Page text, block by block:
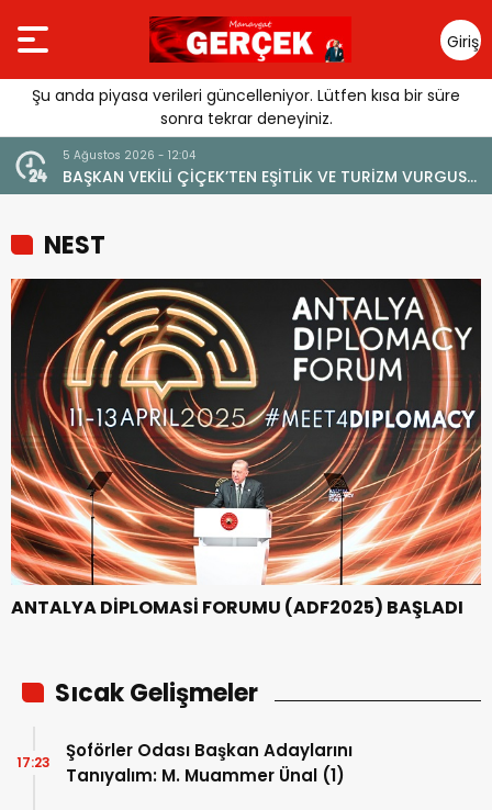
Giriş
Yap
Şu anda piyasa verileri güncelleniyor. Lütfen kısa bir süre
sonra tekrar deneyiniz.
5 Ağustos 2026 - 12:04
BAŞKAN VEKİLİ ÇİÇEK’TEN EŞİTLİK VE TURİZM VURGUSU:
“MANAVGAT’IN MARKA DEĞERİNE ZARAR VERİLMEMELİ”
NEST
ANTALYA DİPLOMASİ FORUMU (ADF2025) BAŞLADI
Sıcak Gelişmeler
Şoförler Odası Başkan Adaylarını
Tanıyalım: M. Muammer Ünal (1)
17:23